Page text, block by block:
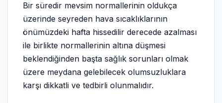
Bir süredir mevsim normallerinin oldukça
üzerinde seyreden hava sıcaklıklarının
önümüzdeki hafta hissedilir derecede azalması
ile birlikte normallerinin altına düşmesi
beklendiğinden başta sağlık sorunları olmak
üzere meydana gelebilecek olumsuzluklara
karşı dikkatli ve tedbirli olunmalıdır.